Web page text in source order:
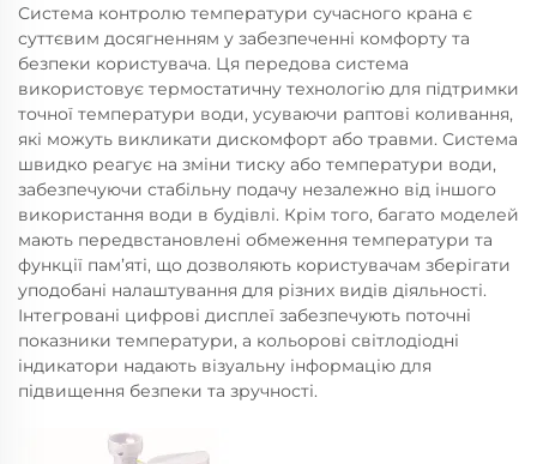
Система контролю температури сучасного крана є
суттєвим досягненням у забезпеченні комфорту та
безпеки користувача. Ця передова система
використовує термостатичну технологію для підтримки
точної температури води, усуваючи раптові коливання,
які можуть викликати дискомфорт або травми. Система
швидко реагує на зміни тиску або температури води,
забезпечуючи стабільну подачу незалежно від іншого
використання води в будівлі. Крім того, багато моделей
мають передвстановлені обмеження температури та
функції пам’яті, що дозволяють користувачам зберігати
уподобані налаштування для різних видів діяльності.
Інтегровані цифрові дисплеї забезпечують поточні
показники температури, а кольорові світлодіодні
індикатори надають візуальну інформацію для
підвищення безпеки та зручності.